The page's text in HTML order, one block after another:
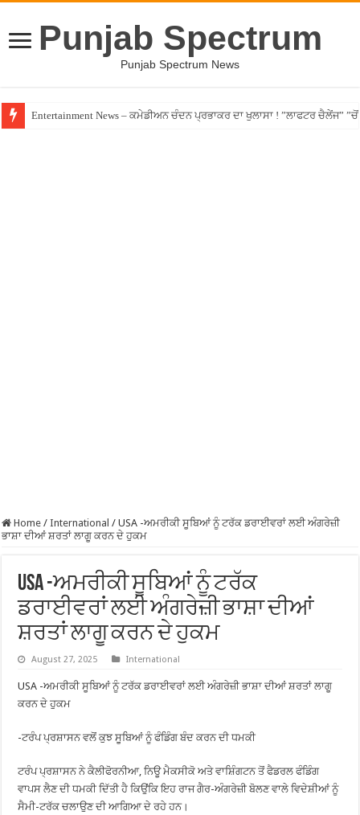
Punjab Spectrum
Punjab Spectrum News
Entertainment News – ਕਮੇਡੀਅਨ ਚੰਦਨ ਪ੍ਰਭਾਕਰ ਦਾ ਖੁਲਾਸਾ ! ”ਲਾਫਟਰ ਚੈਲੇਂਜ”
Home / International / USA -ਅਮਰੀਕੀ ਸੂਬਿਆਂ ਨੂੰ ਟਰੱਕ ਡਰਾਈਵਰਾਂ ਲਈ ਅੰਗਰੇਜ਼ੀ
ਭਾਸ਼ਾ ਦੀਆਂ ਸ਼ਰਤਾਂ ਲਾਗੂ ਕਰਨ ਦੇ ਹੁਕਮ
USA -ਅਮਰੀਕੀ ਸੂਬਿਆਂ ਨੂੰ ਟਰੱਕ
ਡਰਾਈਵਰਾਂ ਲਈ ਅੰਗਰੇਜ਼ੀ ਭਾਸ਼ਾ ਦੀਆਂ
ਸ਼ਰਤਾਂ ਲਾਗੂ ਕਰਨ ਦੇ ਹੁਕਮ
August 27, 2025 International
USA -ਅਮਰੀਕੀ ਸੂਬਿਆਂ ਨੂੰ ਟਰੱਕ ਡਰਾਈਵਰਾਂ ਲਈ ਅੰਗਰੇਜ਼ੀ ਭਾਸ਼ਾ ਦੀਆਂ ਸ਼ਰਤਾਂ ਲਾਗੂ
ਕਰਨ ਦੇ ਹੁਕਮ
-ਟਰੰਪ ਪ੍ਰਸ਼ਾਸਨ ਵਲੋਂ ਕੁਝ ਸੂਬਿਆਂ ਨੂੰ ਫੰਡਿੰਗ ਬੰਦ ਕਰਨ ਦੀ ਧਮਕੀ
ਟਰੰਪ ਪ੍ਰਸ਼ਾਸਨ ਨੇ ਕੈਲੀਫੋਰਨੀਆ, ਨਿਊ ਮੈਕਸੀਕੋ ਅਤੇ ਵਾਸ਼ਿੰਗਟਨ ਤੋਂ ਫੈਡਰਲ ਫੰਡਿੰਗ
ਵਾਪਸ ਲੈਣ ਦੀ ਧਮਕੀ ਦਿੱਤੀ ਹੈ ਕਿਉਂਕਿ ਇਹ ਰਾਜ ਗੈਰ-ਅੰਗਰੇਜ਼ੀ ਬੋਲਣ ਵਾਲੇ ਵਿਦੇਸ਼ੀਆਂ ਨੂੰ
ਸੈਮੀ-ਟਰੱਕ ਚਲਾਉਣ ਦੀ ਆਗਿਆ ਦੇ ਰਹੇ ਹਨ।